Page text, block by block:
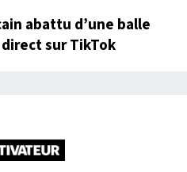
abattu d’une balle
sur TikTok